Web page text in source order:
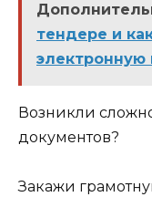
тендере и
электронную
Возникли
документов?
Закажи